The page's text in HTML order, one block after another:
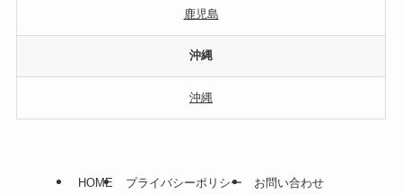
鹿児島
沖縄
沖縄
HOME プライバシーポリシー お問い合わせ